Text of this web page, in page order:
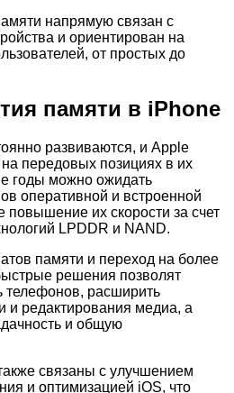
напрямую связан с
и ориентирован на
от простых до
памяти в iPhone
развиваются, и Apple
передовых позициях в их
годы можно ожидать
оперативной и встроенной
повышение их скорости за счет
LPDDR и NAND.
памяти и переход на более
решения позволят
телефонов, расширить
и редактирования медиа, а
и общую
связаны с улучшением
и оптимизацией iOS, что